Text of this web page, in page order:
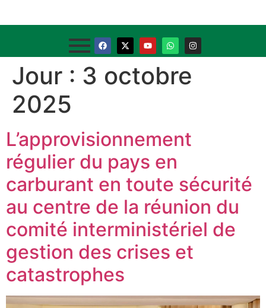
Jour : 3 octobre
2025
L’approvisionnement
régulier du pays en
carburant en toute sécurité
au centre de la réunion du
comité interministériel de
gestion des crises et
catastrophes